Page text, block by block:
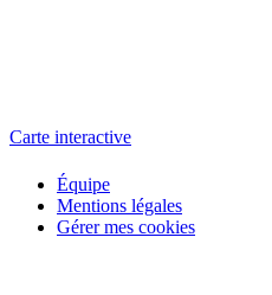
Carte interactive
Équipe
Mentions légales
Gérer mes cookies